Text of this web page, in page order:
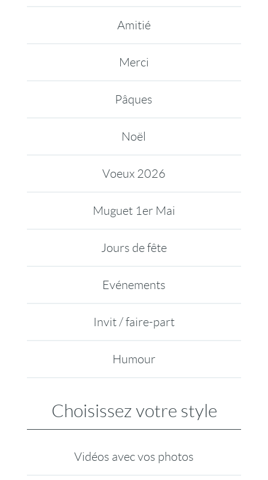
Amitié
Merci
Pâques
Noël
Voeux 2026
Muguet 1er Mai
Jours de fête
Evénements
Invit / faire-part
Humour
Choisissez votre style
Vidéos avec vos photos